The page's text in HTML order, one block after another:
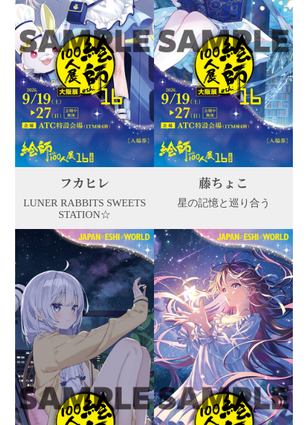
フカヒレ
LUNER RABBITS SWEETS
STATION☆
藤ちょこ
星の記憶と巡り合う